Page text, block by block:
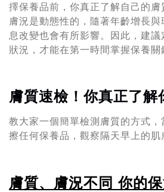
擇保養品前，你真正了解自己的膚
膚況是動態性的，隨著年齡增長
息改變也會有所影響。因此，建
狀況，才能在第一時間掌握保養關
膚質速檢！你真正了解
教大家一個簡單檢測膚質的方式
擦任何保養品，觀察隔天早上的肌
膚質、膚況不同 你的